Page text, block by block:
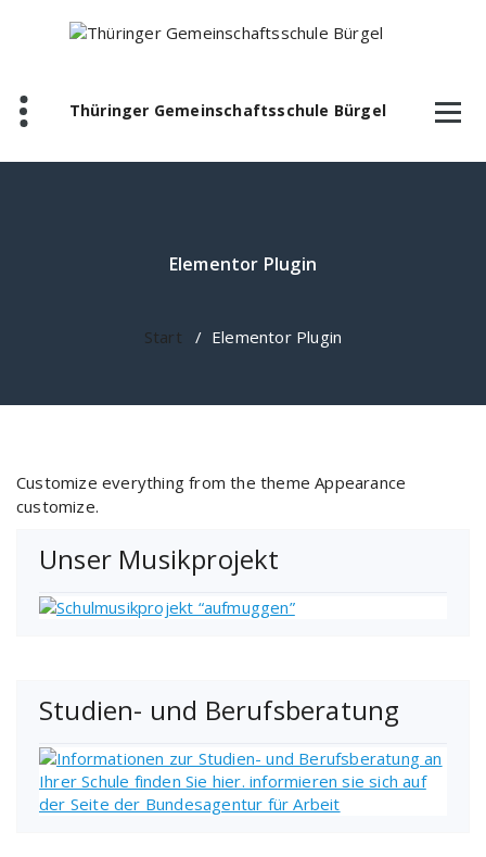
Thüringer Gemeinschaftsschule Bürgel
Elementor Plugin
Start / Elementor Plugin
Customize everything from the theme Appearance
customize.
Unser Musikprojekt
Studien- und Berufsberatung